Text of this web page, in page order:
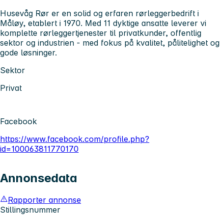
Husevåg Rør er en solid og erfaren rørleggerbedrift i
Måløy, etablert i 1970. Med 11 dyktige ansatte leverer vi
komplette rørleggertjenester til privatkunder, offentlig
sektor og industrien - med fokus på kvalitet, pålitelighet og
gode løsninger.
Sektor
Privat
Facebook
https://www.facebook.com/profile.php?
id=100063811770170
Annonsedata
Rapporter annonse
Stillingsnummer